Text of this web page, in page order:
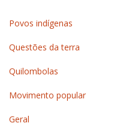
Povos indígenas
Questões da terra
Quilombolas
Movimento popular
Geral